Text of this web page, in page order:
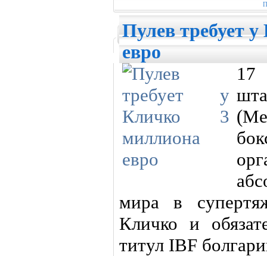
Пулев требует
евро
17
мира в
Кличко и
титул IBF